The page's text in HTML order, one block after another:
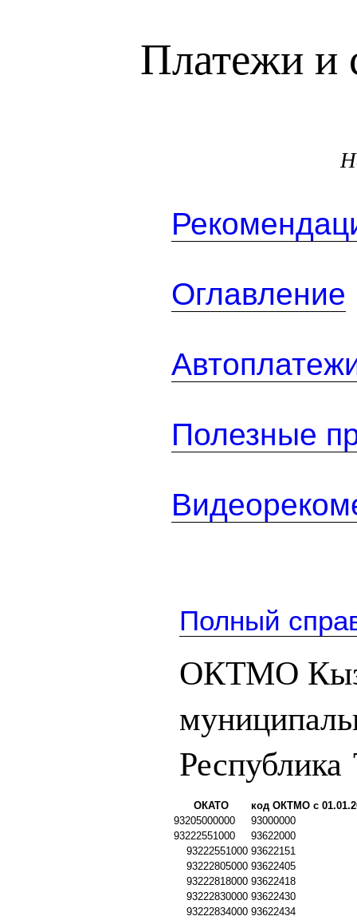
Платежи и
Оглавление
Полезные
Полный
ОКТМО
ОКАТО
код ОКТМО с
93205000000
93000000
93222551000
93622000
93222551000 93622151
93222805000 93622405
93222818000 93622418
93222830000 93622430
93222834000 93622434